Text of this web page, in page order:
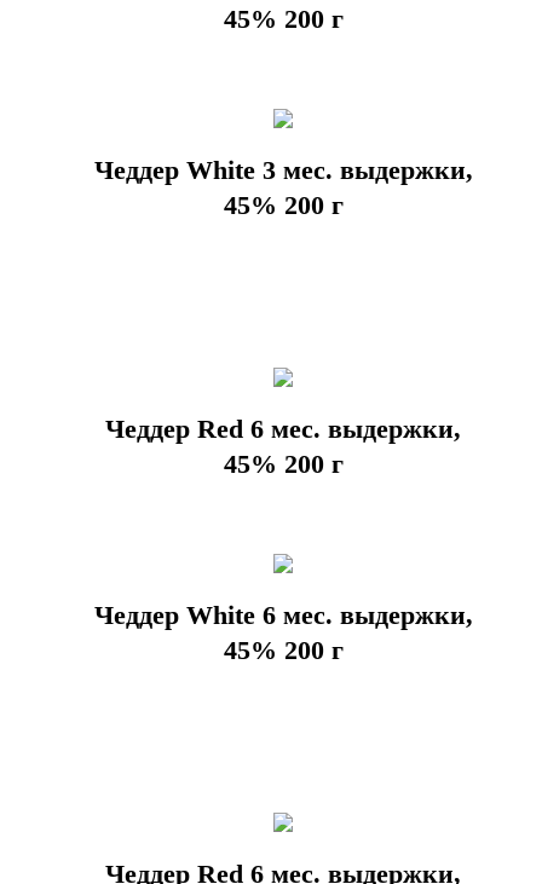
45% 200 г
Чеддер White 3 мес. выдержки,
45% 200 г
Чеддер Red 6 мес. выдержки,
45% 200 г
Чеддер White 6 мес. выдержки,
45% 200 г
Чеддер Red 6 мес. выдержки,